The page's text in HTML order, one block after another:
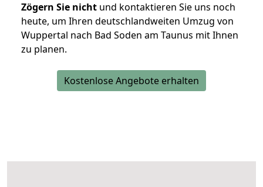
Zögern Sie nicht und kontaktieren Sie uns noch
heute, um Ihren deutschlandweiten Umzug von
Wuppertal nach Bad Soden am Taunus mit Ihnen
zu planen.
Kostenlose Angebote erhalten